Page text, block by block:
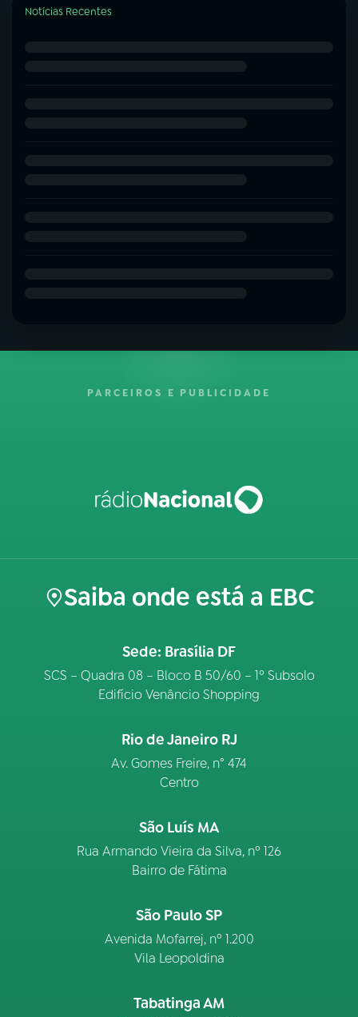
Notícias Recentes
PARCEIROS E PUBLICIDADE
Saiba onde está a EBC
Sede: Brasília DF
SCS – Quadra 08 – Bloco B 50/60 – 1º Subsolo
Edifício Venâncio Shopping
Rio de Janeiro RJ
Av. Gomes Freire, n° 474
Centro
São Luís MA
Rua Armando Vieira da Silva, nº 126
Bairro de Fátima
São Paulo SP
Avenida Mofarrej, nº 1.200
Vila Leopoldina
Tabatinga AM